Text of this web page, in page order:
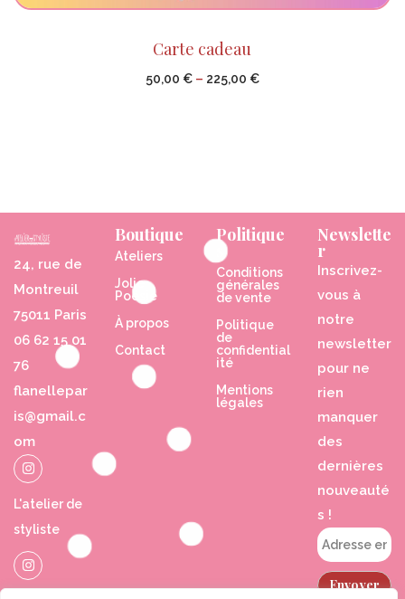
Carte cadeau
50,00 € – 225,00 €
24, rue de
Montreuil
75011 Paris
06 62 15 01
76
flanellepar
is@gmail.c
om
L'atelier de
styliste
Boutique
Ateliers
Jolie
Poésie
À propos
Contact
Politique
Conditions
générales
de vente
Politique
de
confidential
ité
Mentions
légales
Newslette
r
Inscrivez-
vous à
notre
newsletter
pour ne
rien
manquer
des
dernières
nouveauté
s !